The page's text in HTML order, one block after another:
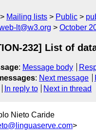
Mailing lists Public
lt@w3.org
October
232] List of
: Message body
: Next message
In reply to Next in thread
Nieto Caride
>